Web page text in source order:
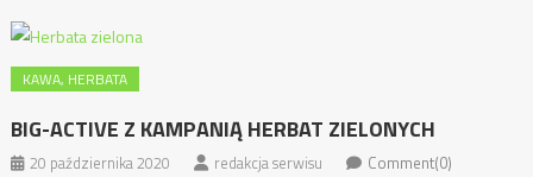
KAWA, HERBATA
BIG-ACTIVE Z KAMPANIĄ HERBAT ZIELONYCH
20 października 2020 redakcja serwisu Comment(0)